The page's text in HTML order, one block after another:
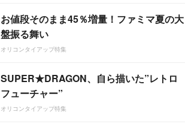
お値段そのまま45％増量！ファミマ夏の大
盤振る舞い
オリコンタイアップ特集
SUPER★DRAGON、自ら描いた”レトロ
フューチャー”
オリコンタイアップ特集